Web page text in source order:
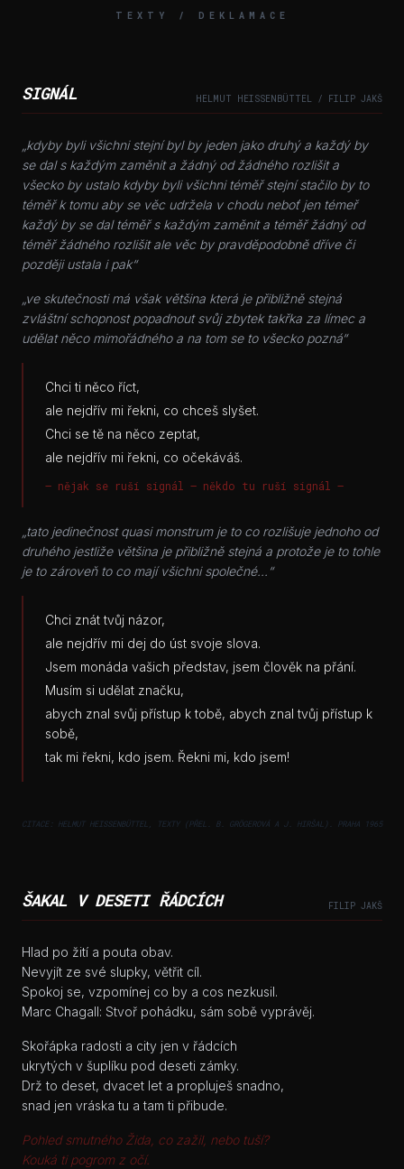
TEXTY / DEKLAMACE
SIGNÁL HELMUT HEISSENBÜTTEL / FILIP JAKŠ
„kdyby byli všichni stejní byl by jeden jako druhý a každý by
se dal s každým zaměnit a žádný od žádného rozlišit a
všecko by ustalo kdyby byli všichni téměř stejní stačilo by to
téměř k tomu aby se věc udržela v chodu neboť jen témeř
každý by se dal téměř s každým zaměnit a téměř žádný od
téměř žádného rozlišit ale věc by pravděpodobně dříve či
později ustala i pak“
„ve skutečnosti má však většina která je přibližně stejná
zvláštní schopnost popadnout svůj zbytek takřka za límec a
udělat něco mimořádného a na tom se to všecko pozná“
Chci ti něco říct,
ale nejdřív mi řekni, co chceš slyšet.
Chci se tě na něco zeptat,
ale nejdřív mi řekni, co očekáváš.
— nějak se ruší signál — někdo tu ruší signál —
„tato jedinečnost quasi monstrum je to co rozlišuje jednoho od
druhého jestliže většina je přibližně stejná a protože je to tohle
je to zároveň to co mají všichni společné...“
Chci znát tvůj názor,
ale nejdřív mi dej do úst svoje slova.
Jsem monáda vašich představ, jsem člověk na přání.
Musím si udělat značku,
abych znal svůj přístup k tobě, abych znal tvůj přístup k
sobě,
tak mi řekni, kdo jsem. Řekni mi, kdo jsem!
CITACE: HELMUT HEISSENBÜTTEL, TEXTY (PŘEL. B. GRÖGEROVÁ A J. HIRŠAL). PRAHA 1965
ŠAKAL V DESETI ŘÁDCÍCH FILIP JAKŠ
Hlad po žití a pouta obav.
Nevyjít ze své slupky, větřit cíl.
Spokoj se, vzpomínej co by a cos nezkusil.
Marc Chagall: Stvoř pohádku, sám sobě vyprávěj.
Skořápka radosti a city jen v řádcích
ukrytých v šuplíku pod deseti zámky.
Drž to deset, dvacet let a propluješ snadno,
snad jen vráska tu a tam ti přibude.
Pohled smutného Žida, co zažil, nebo tuší?
Kouká ti pogrom z očí.